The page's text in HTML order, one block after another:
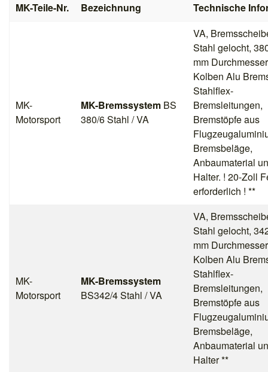
MK-Teile-Nr. Bezeichnung Technische
MK-
Motorsport
MK-Bremssystem BS
380/6 Stahl / VA
VA,
Stahl gelocht,
mm
Kolben Alu
Stahlflex-
Bremsleitungen,
Bremstöpfe aus
Bremsbeläge,
Anbaumaterial
Halter. ! 20-Zoll
erforderlich ! **
MK-
Motorsport
MK-Bremssystem
BS342/4 Stahl / VA
VA,
Stahl gelocht,
mm
Kolben Alu
Stahlflex-
Bremsleitungen,
Bremstöpfe aus
Bremsbeläge,
Anbaumaterial
Halter **